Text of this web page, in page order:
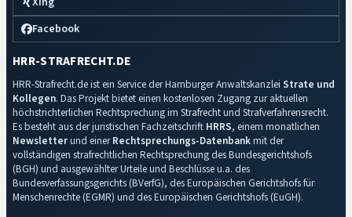
Facebook
HRR-STRAFRECHT.DE
HRR-Strafrecht.de ist ein Service der Hamburger Anwaltskanzlei Strate und
Kollegen. Das Projekt bietet einen kostenlosen Zugang zur aktuellen
höchstrichterlichen Rechtsprechung im Strafrecht und Strafverfahrensrecht.
Es besteht aus der juristischen Fachzeitschrift HRRS, einem monatlichen
Newsletterund einerRechtsprechungs-Datenbankmit der
vollständigen strafrechtlichen Rechtsprechung des Bundesgerichtshofs
(BGH) und ausgewählter Urteile und Beschlüsse u.a. des
Bundesverfassungsgerichts (BVerfG), des Europäischen Gerichtshofs für
Menschenrechte (EGMR) und des Europäischen Gerichtshofs (EuGH).